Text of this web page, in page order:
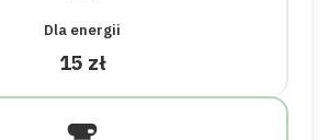
Dla energii
15 zł